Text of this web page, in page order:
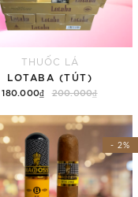
THUỐC LÁ
LOTABA (TÚT)
180.000₫ 200.000₫
vào giỏ hàng
- 2%